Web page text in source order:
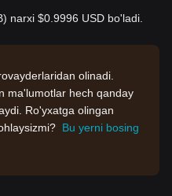
narxi $0.9996 USD bo'ladi.
olinadi.
ma'lumotlar hech qanday
Ro'yxatga olingan
Bu yerni bosing